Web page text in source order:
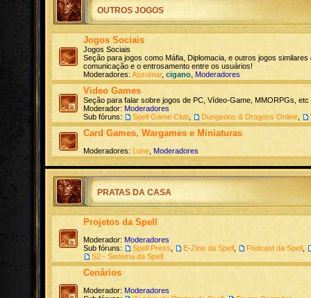
OUTROS JOGOS
Jogos Sociais
Jogos Sociais
Seção para jogos como Máfia, Diplomacia, e outros jogos similares
comunicação e o entrosamento entre os usuários!
Moderadores: Assumar, cigano Moderadores
Video Games
Seção para falar sobre jogos de PC, Vídeo-Game, MMORPGs, etc
Moderador: Moderadores
Sub fóruns:
Spell Game Club Dungeons & Dragons Online
Card Games, Wargames e Miniaturas
Moderadores: Lune Moderadores
PRATAS DA CASA
Projetos da Spell
Moderador: Moderadores
Sub fóruns:
Spell Press E-Zine da Spell Podcast da Spell
S2 - Sistema da Spell
Cenários
Moderador: Moderadores